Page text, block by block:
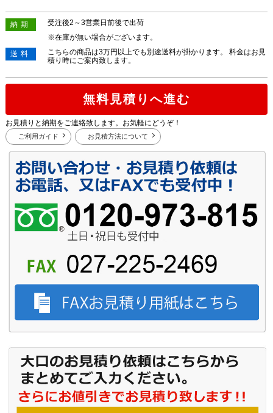
納期
受注後2～3営業日前後で出荷
※在庫が無い場合がございます。
送料
こちらの商品は3万円以上でも別途送料が掛かります。 料金はお見
積り時にご案内致します。
無料見積りへ進む
お見積りと納期をご連絡致します。お気軽にどうぞ！
ご利用ガイド お見積方法について